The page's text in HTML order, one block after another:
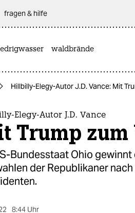
fragen & hilfe
waldbrände
Hillbilly-Elegy-Autor J.D. Vance: Mit
Elegy-Autor J.D. Vance
Trump
Bundesstaat Ohio
der Republikaner
8:44 Uhr